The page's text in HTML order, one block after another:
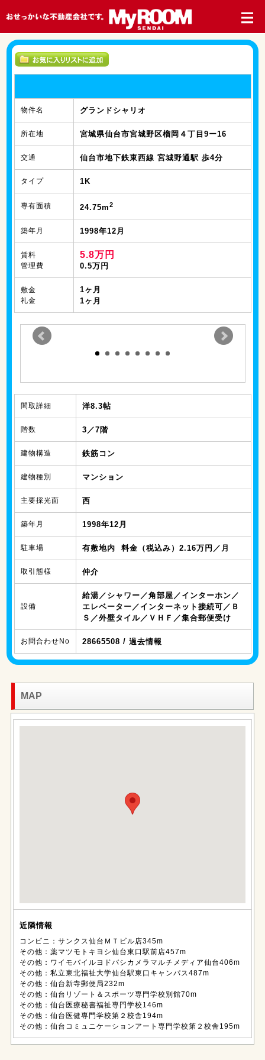
物件名 グランドシャリオ
所在地 宮城県仙台市宮城野区榴岡４丁目9ー16
交通 仙台市地下鉄東西線 宮城野通駅 歩4分
タイプ 1K
専有面積 24.75m2
築年月 1998年12月
賃料
管理費
5.8万円
0.5万円
敷金
礼金
1ヶ月
1ヶ月
間取詳細 洋8.3帖
階数 3／7階
建物構造 鉄筋コン
建物種別 マンション
主要採光面 西
築年月 1998年12月
駐車場 有敷地内 料金（税込み）2.16万円／月
取引態様 仲介
設備
給湯／シャワー／角部屋／インターホン／
エレベーター／インターネット接続可／Ｂ
Ｓ／外壁タイル／ＶＨＦ／集合郵便受け
お問合わせNo 28665508 / 過去情報
MAP
近隣情報
コンビニ：サンクス仙台ＭＴビル店345m
その他：薬マツモトキヨシ仙台東口駅前店457m
その他：ワイモバイルヨドバシカメラマルチメディア仙台406m
その他：私立東北福祉大学仙台駅東口キャンパス487m
その他：仙台新寺郵便局232m
その他：仙台リゾート＆スポーツ専門学校別館70m
その他：仙台医療秘書福祉専門学校146m
その他：仙台医健専門学校第２校舎194m
その他：仙台コミュニケーションアート専門学校第２校舎195m